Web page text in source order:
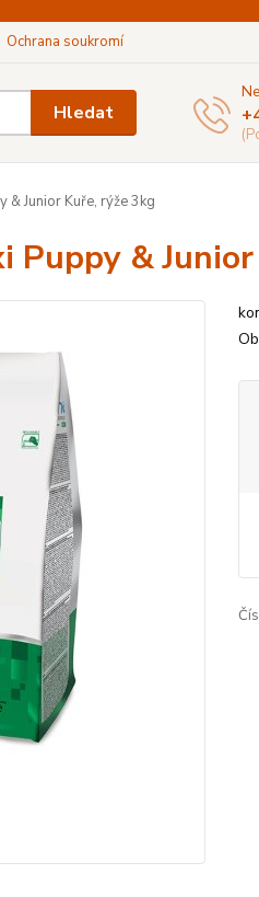
Ochrana soukromí
Hledat
& Junior Kuře, rýže 3kg
Puppy &